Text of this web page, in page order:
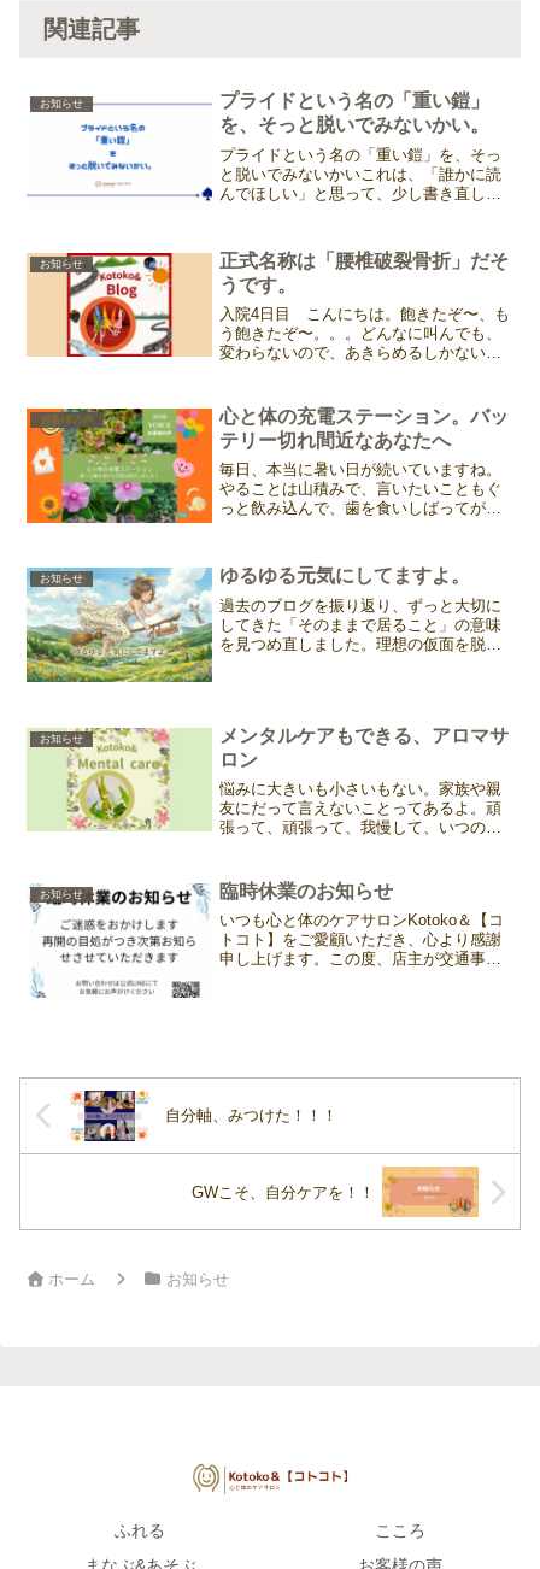
関連記事
お知らせ
プライドという名の「重い鎧」
を、そっと脱いでみないかい。
プライドという名の「重い鎧」を、そっ
と脱いでみないかいこれは、「誰かに読
んでほしい」と思って、少し書き直した
てくれると嬉しいです。プライドって、
本当は何のためにあるんだ...
お知らせ
正式名称は「腰椎破裂骨折」だそ
うです。
入院4日目 こんにちは。飽きたぞ〜、も
う飽きたぞ〜。。。どんなに叫んでも、
変わらないので、あきらめるしかない。
わりなので皆さんの名前はまったく覚え
られません。それでも声...
お客様の声
心と体の充電ステーション。バッ
テリー切れ間近なあなたへ
毎日、本当に暑い日が続いていますね。
やることは山積みで、言いたいこともぐ
っと飲み込んで、歯を食いしばってがん
ないかもしれません。先日、kotoko&が5
周年を迎えたタ...
お知らせ ゆるゆる元気にしてますよ。
過去のブログを振り返り、ずっと大切に
してきた「そのままで居ること」の意味
を見つめ直しました。理想の仮面を脱ぎ
お知らせ
メンタルケアもできる、アロマサ
ロン
悩みに大きいも小さいもない。家族や親
友にだって言えないことってあるよ。頑
張って、頑張って、我慢して、いつの間
いな。身体、重たいな。。。。それでも
見ないふり、気づかいない...
お知らせ 臨時休業のお知らせ
いつも心と体のケアサロンKotoko＆【コ
トコト】をご愛顧いただき、心より感謝
申し上げます。この度、店主が交通事故
自分軸、みつけた！！！
GWこそ、自分ケアを！！
ホーム お知らせ
ふれる
こころ